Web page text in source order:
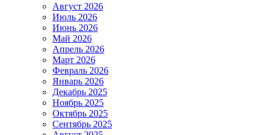
Август 2026
Июль 2026
Июнь 2026
Май 2026
Апрель 2026
Март 2026
Февраль 2026
Январь 2026
Декабрь 2025
Ноябрь 2025
Октябрь 2025
Сентябрь 2025